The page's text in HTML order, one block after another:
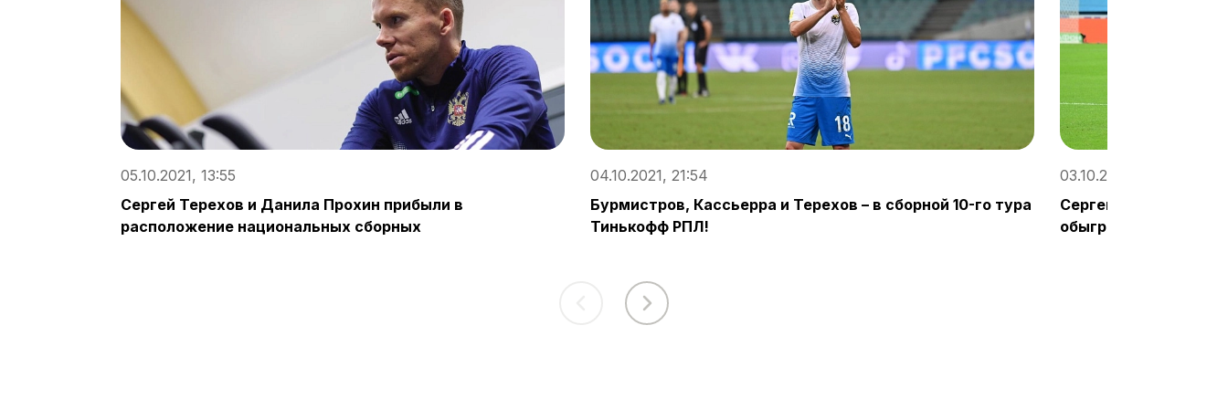
05.10.2021, 13:55
Сергей Терехов и Данила Прохин прибыли в
расположение национальных сборных
04.10.2021, 21:54
Бурмистров, Кассьерра и Терехов – в сборной 10-го тура
Тинькофф РПЛ!
03.10.2021, 20:07
Сергей Терехов:
обыграть